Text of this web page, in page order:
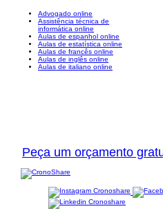
Advogado online
Assistência técnica de
informática online
Aulas de espanhol online
Aulas de estatística online
Aulas de francês online
Aulas de inglês online
Aulas de italiano online
Peça um orçamento